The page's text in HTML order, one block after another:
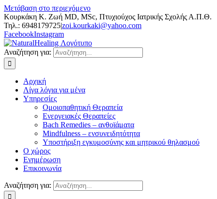
Μετάβαση στο περιεχόμενο
Κουρκάκη Κ. Ζωή MD, MSc, Πτυχιούχος Ιατρικής Σχολής Α.Π.Θ.
Τηλ.: 6948179725|zoi.kourkaki@yahoo.com
FacebookInstagram
Αναζήτηση για:
Αρχική
Λίγα λόγια για μένα
Υπηρεσίες
Ομοιοπαθητική Θεραπεία
Ενεργειακές Θεραπείες
Bach Remedies – ανθοϊάματα
Mindfulness – ενσυνειδητότητα
Υποστήριξη εγκυμοσύνης και μητρικού θηλασμού
Ο χώρος
Ενημέρωση
Επικοινωνία
Αναζήτηση για: